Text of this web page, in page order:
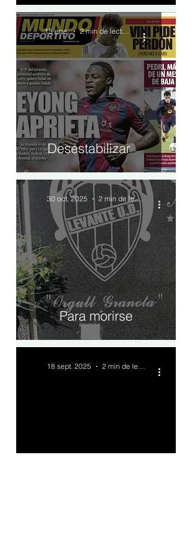
Desestabilizar
15 ene. 2 min de lectura
Para morirse
30 oct. 2025 2 min de lectura
18 sept. 2025 2 min de lectura